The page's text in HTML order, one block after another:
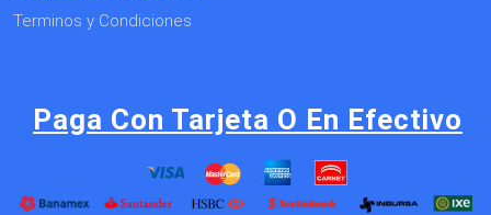
Terminos y Condiciones
Paga Con Tarjeta O En Efectivo